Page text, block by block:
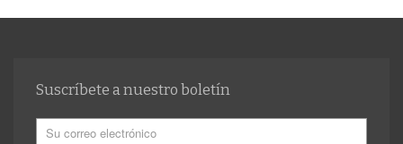
Suscríbete a nuestro boletín